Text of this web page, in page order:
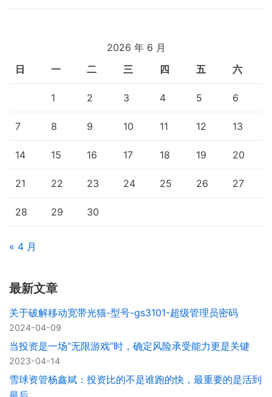
2026 年 6 月
日
一 二 三 四 五 六
1 2 3 4 5 6
7 8 9 10 11 12 13
14 15 16 17 18 19 20
21 22 23 24 25 26 27
28 29 30
« 4 月
最新文章
关于破解移动宽带光猫-型号-gs3101-超级管理员密码
2024-04-09
当投资是一场“无限游戏”时，确定风险承受能力更是关键
2023-04-14
雪球资管杨鑫斌：投资比的不是谁跑的快，最重要的是活到